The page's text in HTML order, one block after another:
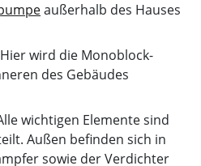
außerhalb des Hauses
Hier wird die Monoblock-
des Gebäudes
wichtigen Elemente sind
Außen befinden sich in
sowie der Verdichter